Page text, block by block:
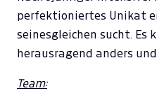
perfektioniertes Unikat
seinesgleichen sucht. Es
herausragend anders
Team: